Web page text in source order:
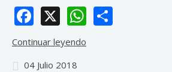
Facebook
X WhatsApp
Continuar leyendo
04 Julio 2018